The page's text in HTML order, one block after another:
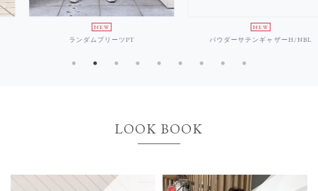
ランダムプリーツPT パウダーサテンギャザーH/NBL
LOOK BOOK